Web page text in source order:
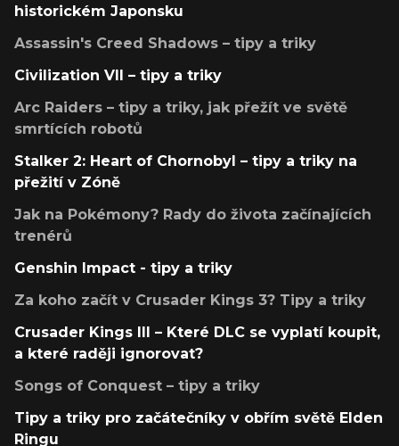
historickém Japonsku
Assassin's Creed Shadows – tipy a triky
Civilization VII – tipy a triky
Arc Raiders – tipy a triky, jak přežít ve světě
smrtících robotů
Stalker 2: Heart of Chornobyl – tipy a triky na
přežití v Zóně
Jak na Pokémony? Rady do života začínajících
trenérů
Genshin Impact - tipy a triky
Za koho začít v Crusader Kings 3? Tipy a triky
Crusader Kings III – Které DLC se vyplatí koupit,
a které raději ignorovat?
Songs of Conquest – tipy a triky
Tipy a triky pro začátečníky v obřím světě Elden
Ringu